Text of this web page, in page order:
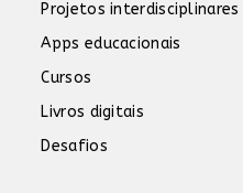
Projetos interdisciplinares
Apps educacionais
Cursos
Livros digitais
Desafios